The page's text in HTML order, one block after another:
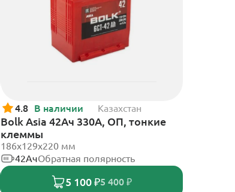
4.8 В наличии Казахстан
Bolk Asia 42Ач 330А, ОП, тонкие
клеммы
186х129х220 мм
42АчОбратная полярность
5 100 ₽5 400 ₽